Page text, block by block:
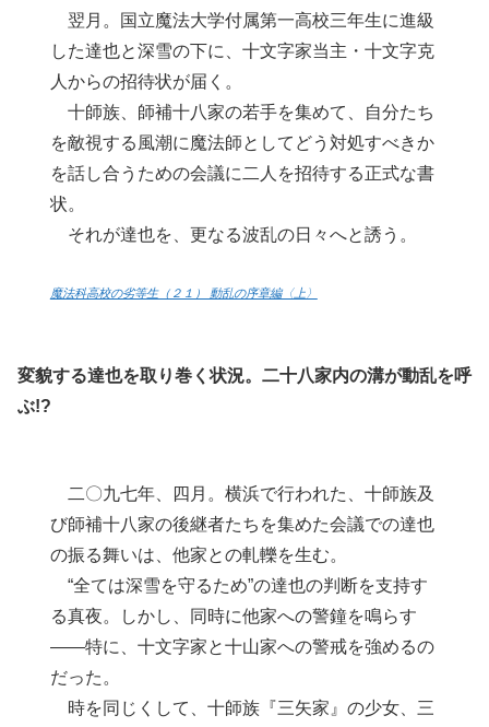
翌月。国立魔法大学付属第一高校三年生に進級
した達也と深雪の下に、十文字家当主・十文字克
人からの招待状が届く。
十師族、師補十八家の若手を集めて、自分たち
を敵視する風潮に魔法師としてどう対処すべきか
を話し合うための会議に二人を招待する正式な書
状。
それが達也を、更なる波乱の日々へと誘う。
魔法科高校の劣等生（２１） 動乱の序章編〈上〉
変貌する達也を取り巻く状況。二十八家内の溝が動乱を呼
ぶ!?
二〇九七年、四月。横浜で行われた、十師族及
び師補十八家の後継者たちを集めた会議での達也
の振る舞いは、他家との軋轢を生む。
“全ては深雪を守るため”の達也の判断を支持す
る真夜。しかし、同時に他家への警鐘を鳴らす
――特に、十文字家と十山家への警戒を強めるの
だった。
時を同じくして、十師族『三矢家』の少女、三